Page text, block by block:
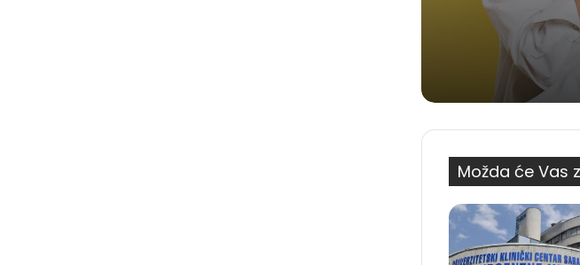
Možda će Vas